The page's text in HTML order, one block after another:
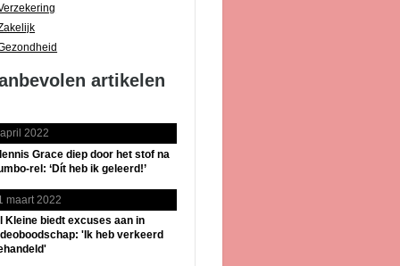
artikelen
2022
Grace diep door het stof na
rel: ‘Dít heb ik geleerd!’
maart 2022
Kleine biedt excuses aan in
'Ik heb verkeerd